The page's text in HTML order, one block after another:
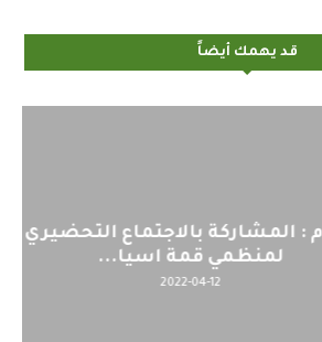
قد يهمك أيضاً
بالاجتماع التحضيري
قمة اسيا...
2022-04-12